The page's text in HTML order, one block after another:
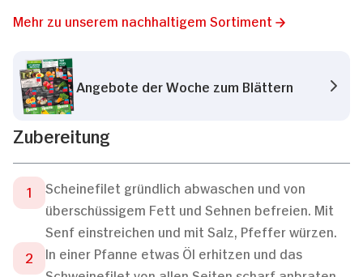
Mehr zu unserem nachhaltigem Sortiment
Angebote der Woche zum Blättern
Zubereitung
Scheinefilet gründlich abwaschen und von
überschüssigem Fett und Sehnen befreien. Mit
Senf einstreichen und mit Salz, Pfeffer würzen.
In einer Pfanne etwas Öl erhitzen und das